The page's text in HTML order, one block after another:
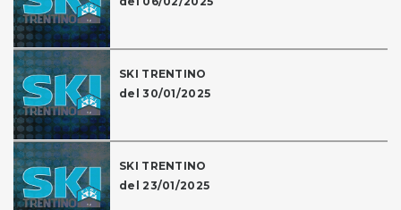
SKI TRENTINO
del 30/01/2025
SKI TRENTINO
del 23/01/2025